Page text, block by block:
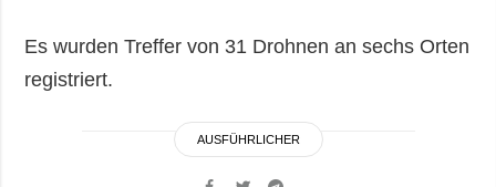
Es wurden Treffer von 31 Drohnen an sechs Orten
registriert.
AUSFÜHRLICHER